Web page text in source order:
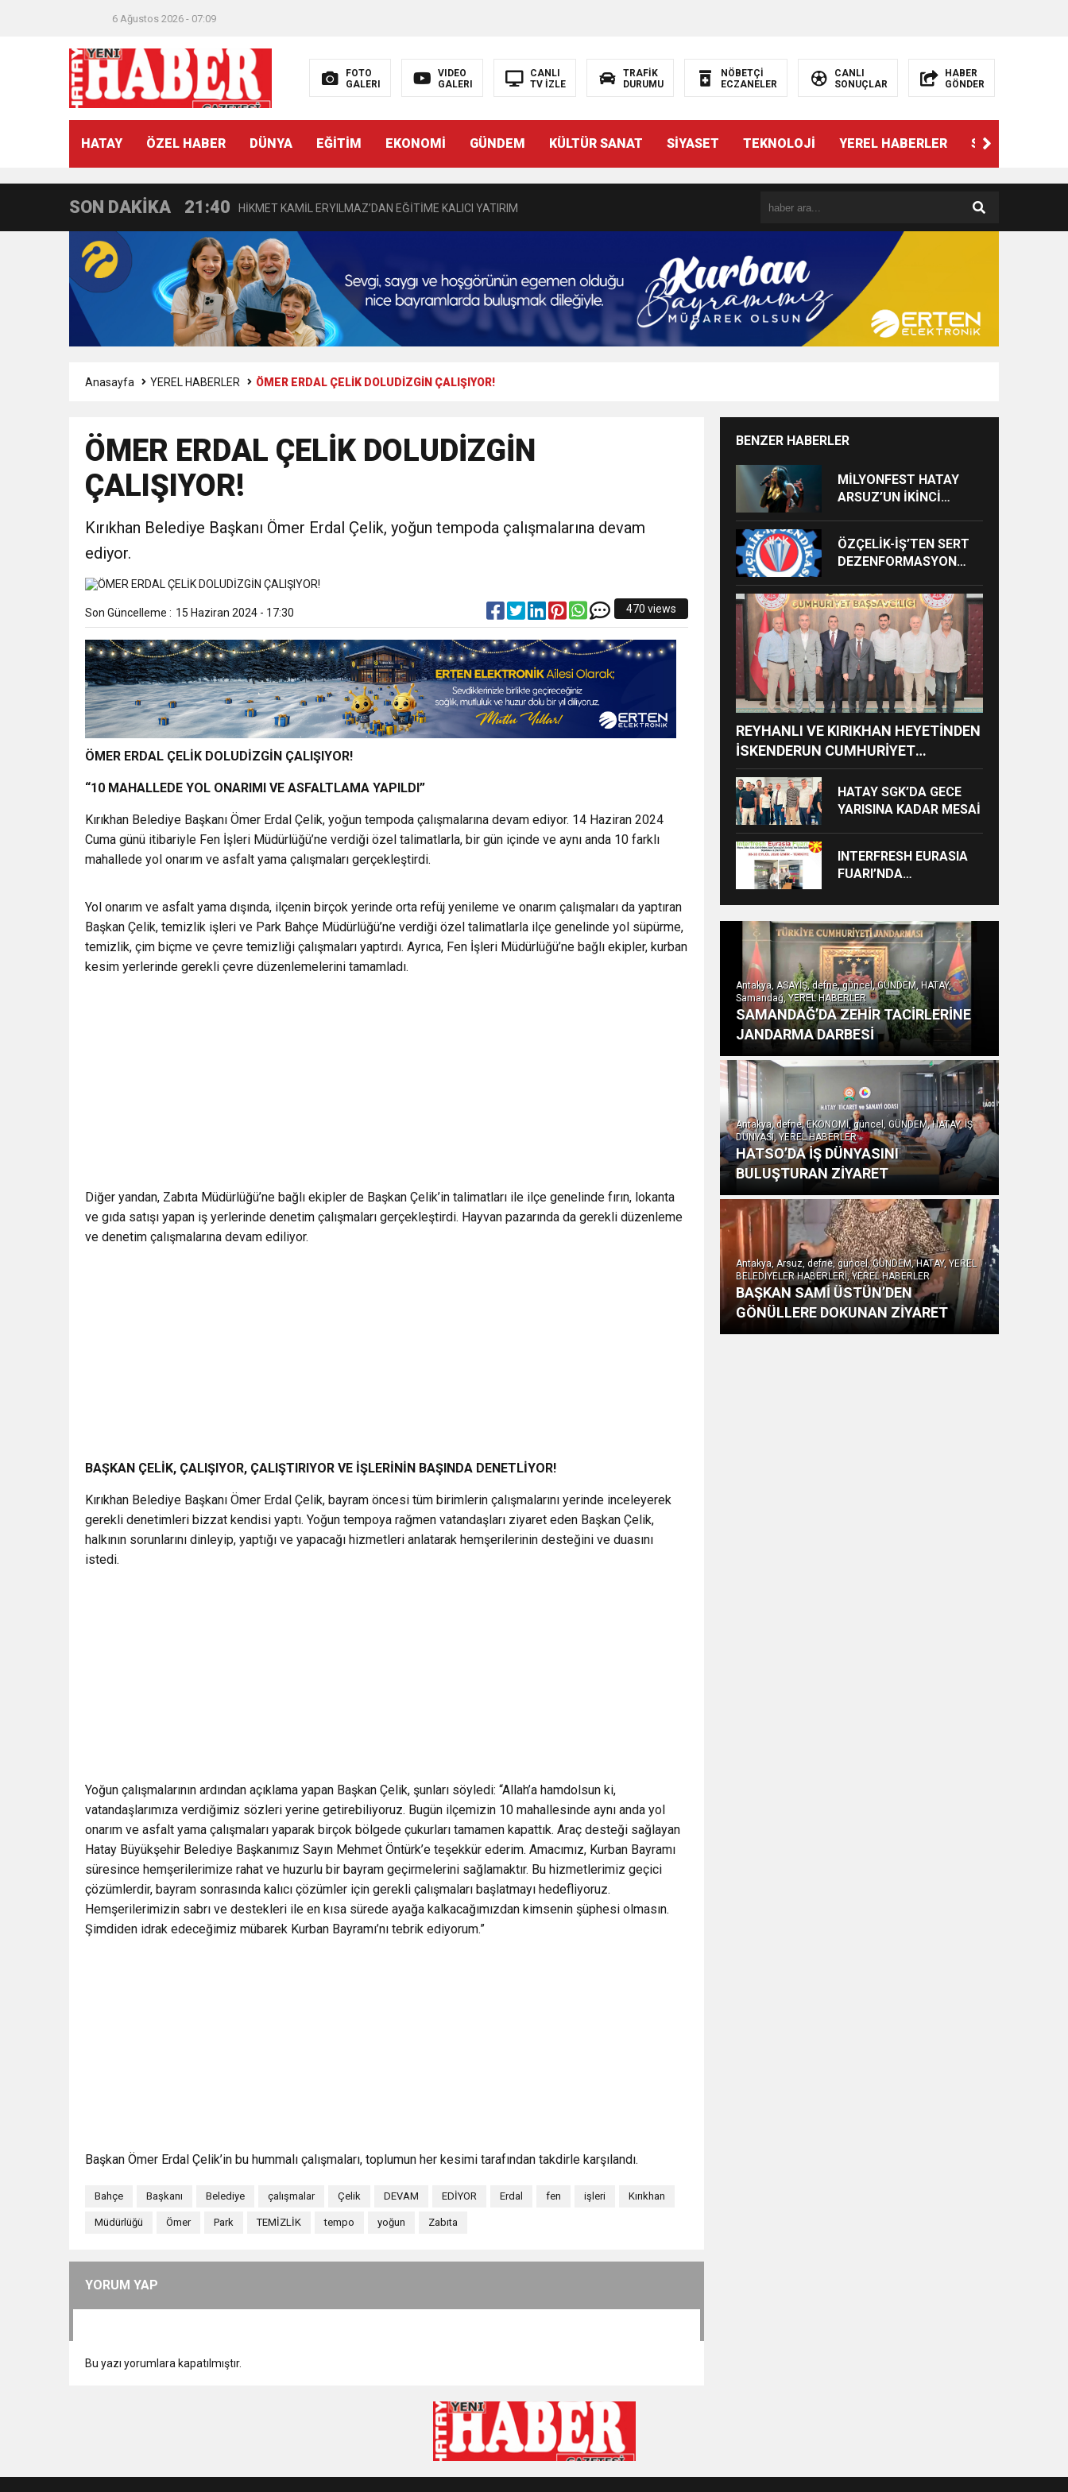
6 Ağustos 2026 - 07:09
FOTO
GALERI
VIDEO
GALERI
CANLI
TV İZLE
TRAFİK
DURUMU
NÖBETÇİ
ECZANELER
CANLI
SONUÇLAR
HABER
GÖNDER
HATAY ÖZEL HABER DÜNYA EĞİTİM EKONOMİ GÜNDEM KÜLTÜR SANAT SİYASET TEKNOLOJİ YEREL HABERLER SPOR
SON DAKİKA
18:22
11:47 İTSO’DAN CUMHURİYET BAŞSAVCISI BURAK ÖZTÜRK’E HAYIRLI OLSUN ZİYARETİ
18:55
21:40 HİKMET KAMİL ERYILMAZ’DAN EĞİTİME KALICI YATIRIM
3:47 Belediye Başkanı İbrahim Gül, Cumhuriyet, Türk Milletinin Özgürlük ve Onur Nişanesidir
6:19 HBB BAŞKANI ÖNTÜRK’ÜN CUMHURİYET BAYRAMI MESAJI
17:36
21:40 CEYLANDERE’DE BAŞKAN EMRAH KARAÇAY’A SEVGİ SELİ
18:22 BAŞKAN SAMİ ÜSTÜN’DEN GÖNÜLLERE DOKUNAN ZİYARET
Anasayfa YEREL HABERLER ÖMER ERDAL ÇELİK DOLUDİZGİN ÇALIŞIYOR!
ÖMER ERDAL ÇELİK DOLUDİZGİN
ÇALIŞIYOR!
Kırıkhan Belediye Başkanı Ömer Erdal Çelik, yoğun tempoda çalışmalarına devam
ediyor.
Son Güncelleme : 15 Haziran 2024 - 17:30 470 views
ÖMER ERDAL ÇELİK DOLUDİZGİN ÇALIŞIYOR!
“10 MAHALLEDE YOL ONARIMI VE ASFALTLAMA YAPILDI”
Kırıkhan Belediye Başkanı Ömer Erdal Çelik, yoğun tempoda çalışmalarına devam ediyor. 14 Haziran 2024
Cuma günü itibariyle Fen İşleri Müdürlüğü’ne verdiği özel talimatlarla, bir gün içinde ve aynı anda 10 farklı
mahallede yol onarım ve asfalt yama çalışmaları gerçekleştirdi.
Yol onarım ve asfalt yama dışında, ilçenin birçok yerinde orta refüj yenileme ve onarım çalışmaları da yaptıran
Başkan Çelik, temizlik işleri ve Park Bahçe Müdürlüğü’ne verdiği özel talimatlarla ilçe genelinde yol süpürme,
temizlik, çim biçme ve çevre temizliği çalışmaları yaptırdı. Ayrıca, Fen İşleri Müdürlüğü’ne bağlı ekipler, kurban
kesim yerlerinde gerekli çevre düzenlemelerini tamamladı.
Diğer yandan, Zabıta Müdürlüğü’ne bağlı ekipler de Başkan Çelik’in talimatları ile ilçe genelinde fırın, lokanta
ve gıda satışı yapan iş yerlerinde denetim çalışmaları gerçekleştirdi. Hayvan pazarında da gerekli düzenleme
ve denetim çalışmalarına devam ediliyor.
BAŞKAN ÇELİK, ÇALIŞIYOR, ÇALIŞTIRIYOR VE İŞLERİNİN BAŞINDA DENETLİYOR!
Kırıkhan Belediye Başkanı Ömer Erdal Çelik, bayram öncesi tüm birimlerin çalışmalarını yerinde inceleyerek
gerekli denetimleri bizzat kendisi yaptı. Yoğun tempoya rağmen vatandaşları ziyaret eden Başkan Çelik,
halkının sorunlarını dinleyip, yaptığı ve yapacağı hizmetleri anlatarak hemşerilerinin desteğini ve duasını
istedi.
Yoğun çalışmalarının ardından açıklama yapan Başkan Çelik, şunları söyledi: “Allah’a hamdolsun ki,
vatandaşlarımıza verdiğimiz sözleri yerine getirebiliyoruz. Bugün ilçemizin 10 mahallesinde aynı anda yol
onarım ve asfalt yama çalışmaları yaparak birçok bölgede çukurları tamamen kapattık. Araç desteği sağlayan
Hatay Büyükşehir Belediye Başkanımız Sayın Mehmet Öntürk’e teşekkür ederim. Amacımız, Kurban Bayramı
süresince hemşerilerimize rahat ve huzurlu bir bayram geçirmelerini sağlamaktır. Bu hizmetlerimiz geçici
çözümlerdir, bayram sonrasında kalıcı çözümler için gerekli çalışmaları başlatmayı hedefliyoruz.
Hemşerilerimizin sabrı ve destekleri ile en kısa sürede ayağa kalkacağımızdan kimsenin şüphesi olmasın.
Şimdiden idrak edeceğimiz mübarek Kurban Bayramı’nı tebrik ediyorum.”
Başkan Ömer Erdal Çelik’in bu hummalı çalışmaları, toplumun her kesimi tarafından takdirle karşılandı.
Bahçe Başkanı Belediye çalışmalar Çelik DEVAM EDİYOR Erdal fen işleri Kırıkhan
Müdürlüğü Ömer Park TEMİZLİK tempo yoğun Zabıta
YORUM YAP
Bu yazı yorumlara kapatılmıştır.
BENZER HABERLER
MİLYONFEST HATAY
ARSUZ’UN İKİNCİ
ALACAK
ÖZÇELİK-İŞ’TEN SERT
DEZENFORMASYON
VE CEZAİ SÜREÇ
BAŞLATILDI”
REYHANLI VE KIRIKHAN HEYETİNDEN
İSKENDERUN CUMHURİYET
BAŞSAVCILIĞINA ZİYARET
HATAY SGK’DA GECE
YARISINA KADAR MESAİ
INTERFRESH EURASIA
FUARI’NDA
BİRLİKLERİ İÇİN GERİ
SAYIM BAŞLADI
Antakya, ASAYİŞ, defne, güncel, GÜNDEM, HATAY,
Samandağ, YEREL HABERLER
SAMANDAĞ’DA ZEHİR TACİRLERİNE
JANDARMA DARBESİ
Antakya, defne, EKONOMİ, güncel, GÜNDEM, HATAY, İŞ
DÜNYASI, YEREL HABERLER
HATSO’DA İŞ DÜNYASINI
BULUŞTURAN ZİYARET
Antakya, Arsuz, defne, güncel, GÜNDEM, HATAY, YEREL
BELEDİYELER HABERLERİ, YEREL HABERLER
BAŞKAN SAMİ ÜSTÜN’DEN
GÖNÜLLERE DOKUNAN ZİYARET